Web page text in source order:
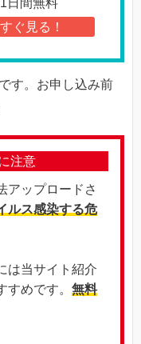
日間無料
ぐ見る！
す。お申し込み前
注意
アップロードさ
ルス感染する危
は当サイト紹介
めです。 無料